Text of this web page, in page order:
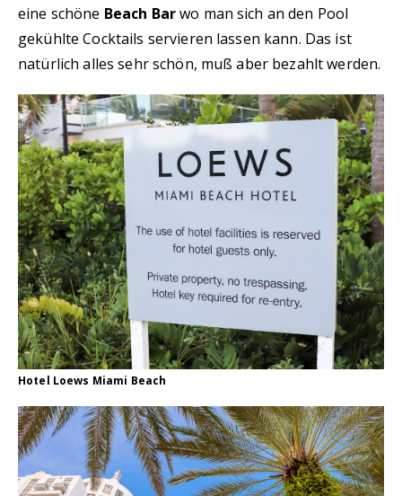
eine schöne Beach Barwo man sich an den Pool
gekühlte Cocktails servieren lassen kann. Das ist
natürlich alles sehr schön, muß aber bezahlt werden.
Hotel Loews Miami Beach